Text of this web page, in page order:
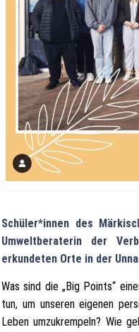
Schüler*innen des
Umweltberaterin der
erkundeten Orte in der
Was sind die „Big Points“
tun, um unseren eigenen
Leben umzukrempeln? Wie